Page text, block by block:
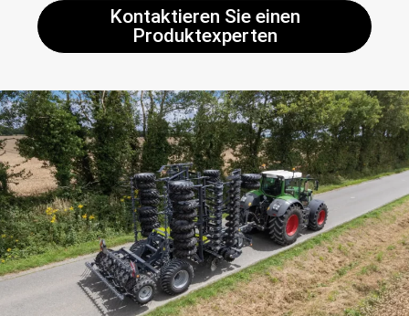
Kontaktieren Sie einen
Produktexperten